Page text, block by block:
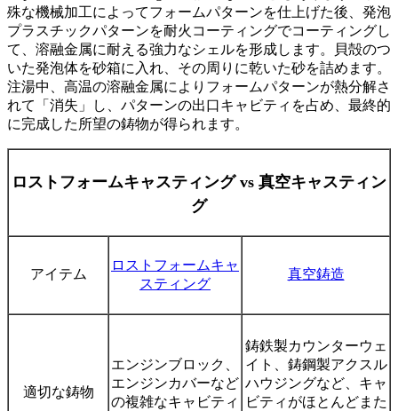
殊な機械加工によってフォームパターンを仕上げた後、発泡
プラスチックパターンを耐火コーティングでコーティングし
て、溶融金属に耐える強力なシェルを形成します。貝殻のつ
いた発泡体を砂箱に入れ、その周りに乾いた砂を詰めます。
注湯中、高温の溶融金属によりフォームパターンが熱分解さ
れて「消失」し、パターンの出口キャビティを占め、最終的
に完成した所望の鋳物が得られます。
ロストフォームキャスティング vs 真空キャスティン
グ
アイテム
ロストフォームキャ
スティング
真空鋳造
適切な鋳物
エンジンブロック、
エンジンカバーなど
の複雑なキャビティ
鋳鉄製カウンターウェ
イト、鋳鋼製アクスル
ハウジングなど、キャ
ビティがほとんどまた